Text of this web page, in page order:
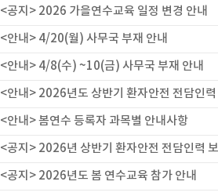
<공지> 2026 가을연수교육 일정 변경 안내
<안내> 4/20(월) 사무국 부재 안내
<안내> 4/8(수) ~10(금) 사무국 부재 안내
<안내> 2026년도 상반기 환자안전 전담인
<안내> 봄연수 등록자 과목별 안내사항
<공지> 2026년 상반기 환자안전 전담인력
<공지> 2026년도 봄 연수교육 참가 안내